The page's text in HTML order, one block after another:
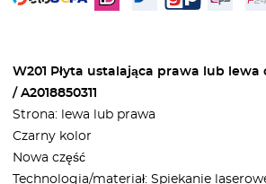
W201 Płyta ustalająca prawa lub lewa
/ A2018850311
Strona: lewa lub prawa
Czarny kolor
Nowa część
Technologia/materiał: Spiekanie